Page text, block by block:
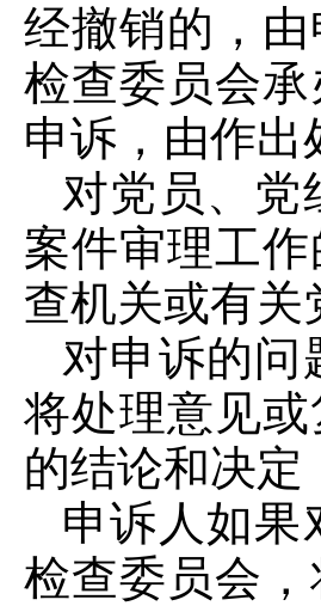
经撤销的，
检查委员会
申诉，由作出
对党员、党
案件审理工
查机关或有关
对申诉的问
将处理意见
的结论和决定
申诉人如果
检查委员会